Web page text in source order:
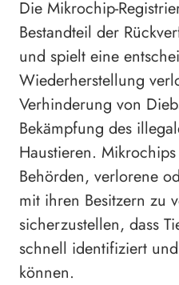
Die Mikrochip-
Bestandteil der
und spielt eine
Wiederherstellung
Verhinderung von
Bekämpfung des
Haustieren.
Behörden, verlorene
mit ihren Besitzern zu
sicherzustellen, dass
schnell identifiziert
können.